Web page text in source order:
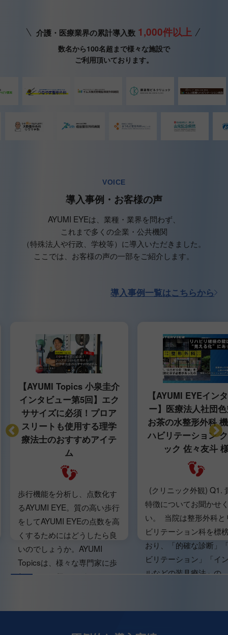
介護・医療業界の累計導入数 1,000件以上
数名から100名超まで様々な施設で
ご利用頂いております。
VOICE
導入事例・お客様の声
AYUMI EYEは、業種・業界を問わず、
これまで多くの企業・公共機関
（特殊法人や行政、学校等）に導入いただきました。
ここでは、お客様の声の一部をご紹介します。
導入事例一覧はこちらから
【AYUMI Topics 小泉圭介
インタビュー第5回】エク
ササイズに必須！プロア
スリートも使用する理学
療法士のおすすめアイテ
ム
歩行機能を分析し、点数化す
るAYUMI EYE。質の高い歩行
をしてAYUMI EYEの点数を高
くするためにはどうしたら良
いのでしょうか。AYUMI
Topicsは、様々な専門家に歩
行について伺いながら...
【AYUMI EYEイン
ー】医療法人社団
お茶の水整形外科
ハビリテーション
ック 佐々友斗
(クリニック外観) Q1.
特徴についてお聞かせ
い。 当院は整形外科と
ビリテーション科を標
おり、「的確な診断」
ビリテーション」「イ
ルなどの装具療法」の...